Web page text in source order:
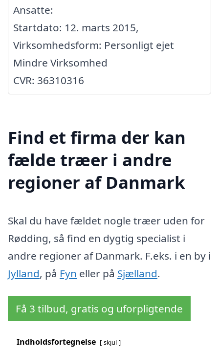
Ansatte:
Startdato: 12. marts 2015,
Virksomhedsform: Personligt ejet
Mindre Virksomhed
CVR: 36310316
Find et firma der kan
fælde træer i andre
regioner af Danmark
Skal du have fældet nogle træer uden for
Rødding, så find en dygtig specialist i
andre regioner af Danmark. F.eks. i en by i
Jylland, på Fyn eller på Sjælland.
Få 3 tilbud, gratis og uforpligtende
Indholdsfortegnelse skjul